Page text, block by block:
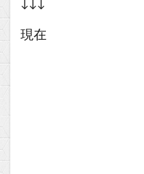
↓↓↓
現在